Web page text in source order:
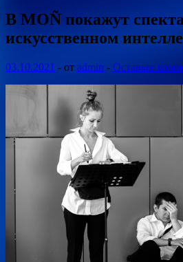
В MOÑ покажут
искусственном
03.10.2021 - от admin - Оставьте